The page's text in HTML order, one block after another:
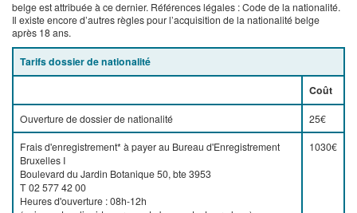
belge est attribuée à ce dernier. Références légales : Code de la nationalité.
Il existe encore d’autres règles pour l’acquisition de la nationalité belge
après 18 ans.
Tarifs dossier de nationalité
Coût
Ouverture de dossier de nationalité 25€
Frais d'enregistrement* à payer au Bureau d'Enregistrement
Bruxelles I
Boulevard du Jardin Botanique 50, bte 3953
T 02 577 42 00
Heures d'ouverture : 08h-12h
1030€